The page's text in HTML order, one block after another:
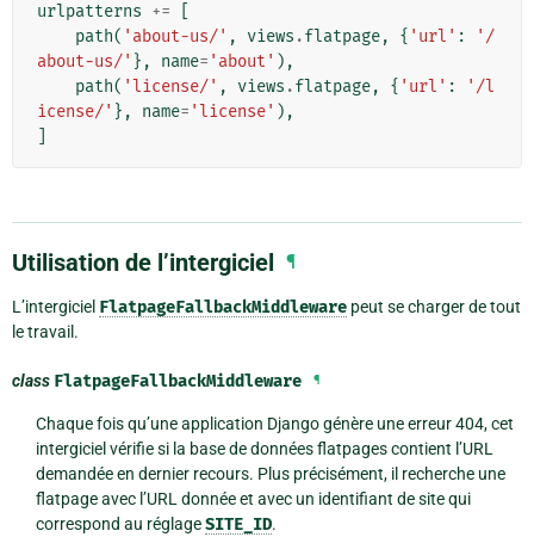
urlpatterns +=
path( 'about-us/' , views .flatpage, { 'url' :
'/
about-us/' }, name= 'about' ),
path( 'license/' , views .flatpage, { 'url' :
'/l
icense/' }, name= 'license' ),
Utilisation de l’intergiciel ¶
L’intergiciel FlatpageFallbackMiddleware peut se charger de tout
le travail.
class FlatpageFallbackMiddleware ¶
Chaque fois qu’une application Django génère une erreur 404, cet
intergiciel vérifie si la base de données flatpages contient l’URL
demandée en dernier recours. Plus précisément, il recherche une
flatpage avec l’URL donnée et avec un identifiant de site qui
correspond au réglageSITE_ID.